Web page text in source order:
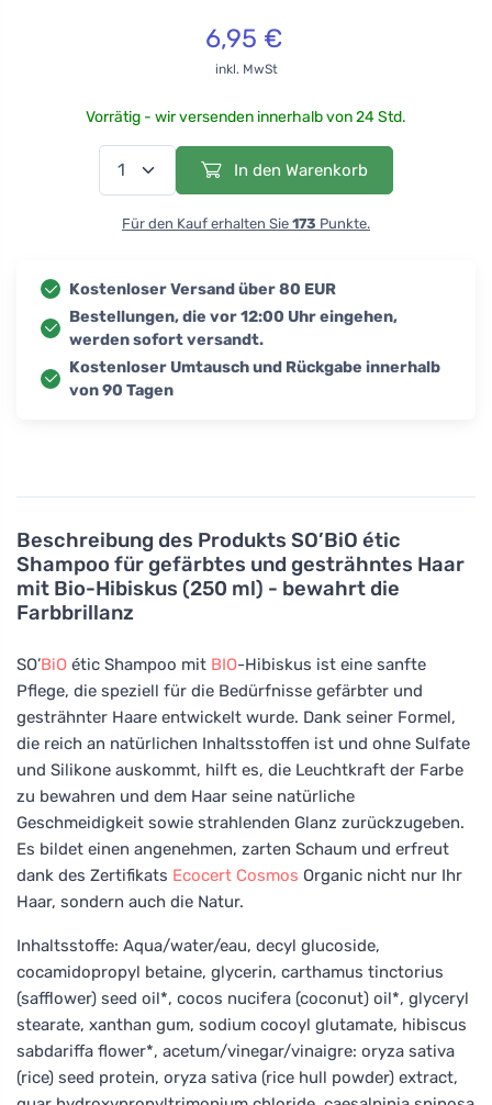
Beschreibung des Produkts SO’BiO étic
Shampoo für gefärbtes und gesträhntes Haar
mit Bio-Hibiskus (250 ml) - bewahrt die
Farbbrillanz
SO’BiO étic Shampoo mit BIO-Hibiskus ist eine sanfte
Pflege, die speziell für die Bedürfnisse gefärbter und
gesträhnter Haare entwickelt wurde. Dank seiner Formel,
die reich an natürlichen Inhaltsstoffen ist und ohne Sulfate
und Silikone auskommt, hilft es, die Leuchtkraft der Farbe
zu bewahren und dem Haar seine natürliche
Geschmeidigkeit sowie strahlenden Glanz zurückzugeben.
Es bildet einen angenehmen, zarten Schaum und erfreut
dank des Zertifikats Ecocert Cosmos Organic nicht nur Ihr
Haar, sondern auch die Natur.
Inhaltsstoffe: Aqua/water/eau, decyl glucoside,
cocamidopropyl betaine, glycerin, carthamus tinctorius
(safflower) seed oil*, cocos nucifera (coconut) oil*, glyceryl
stearate, xanthan gum, sodium cocoyl glutamate, hibiscus
sabdariffa flower*, acetum/vinegar/vinaigre: oryza sativa
(rice) seed protein, oryza sativa (rice hull powder) extract,
6,95 €
inkl. MwSt
Vorrätig - wir versenden innerhalb von 24 Std.
In den Warenkorb
Für den Kauf erhalten Sie 173 Punkte.
Kostenloser Versand über 80 EUR
Bestellungen, die vor 12:00 Uhr eingehen,
werden sofort versandt.
Kostenloser Umtausch und Rückgabe innerhalb
von 90 Tagen